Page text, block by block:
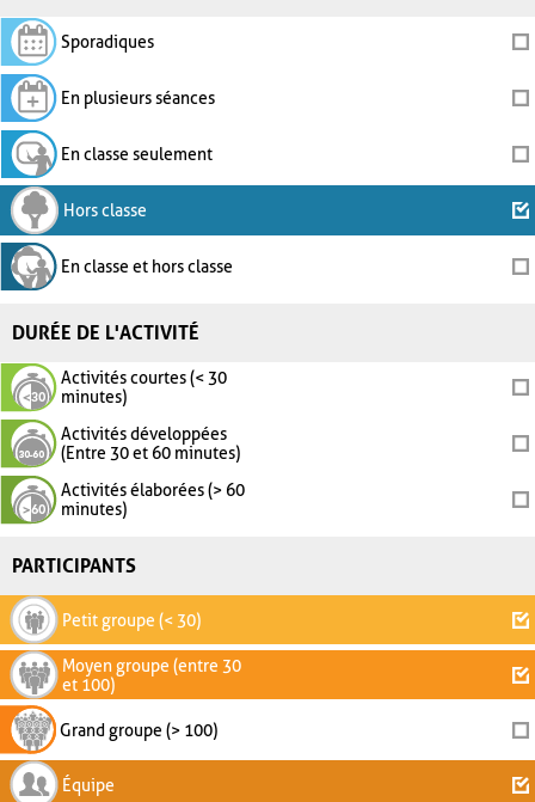
Sporadiques
En plusieurs séances
En classe seulement
Hors classe
En classe et hors classe
DURÉE DE L'ACTIVITÉ
Activités courtes (< 30
minutes)
Activités développées
(Entre 30 et 60 minutes)
Activités élaborées (> 60
minutes)
PARTICIPANTS
Petit groupe (< 30)
Moyen groupe (entre 30
et 100)
Grand groupe (> 100)
Équipe